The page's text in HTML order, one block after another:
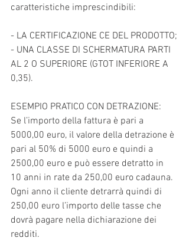
caratteristiche imprescindibili:
- LA CERTIFICAZIONE CE DEL PRODOTTO;
- UNA CLASSE DI SCHERMATURA PARTI
AL 2 O SUPERIORE (GTOT INFERIORE A
0,35).
ESEMPIO PRATICO CON DETRAZIONE:
Se l’importo della fattura è pari a
5000,00 euro, il valore della detrazione è
pari al 50% di 5000 euro e quindi a
2500,00 euro e può essere detratto in
10 anni in rate da 250,00 euro cadauna.
Ogni anno il cliente detrarrà quindi di
250,00 euro l’importo delle tasse che
dovrà pagare nella dichiarazione dei
redditi.